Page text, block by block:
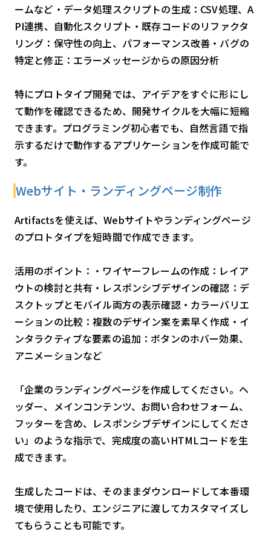
ームなど・データ処理スクリプトの生成：CSV処理、A
PI連携、自動化スクリプト・既存コードのリファクタ
リング：保守性の向上、パフォーマンス改善・バグの
特定と修正：エラーメッセージからの原因分析
特にプロトタイプ開発では、アイデアをすぐに形にし
て動作を確認できるため、開発サイクルを大幅に短縮
できます。プログラミング初心者でも、自然言語で指
示するだけで動作するアプリケーションを作成可能で
す。
Webサイト・ランディングページ制作
Artifactsを使えば、Webサイトやランディングページ
のプロトタイプを短時間で作成できます。
活用のポイント：・ワイヤーフレームの作成：レイア
ウトの検討と共有・レスポンシブデザインの確認：デ
スクトップとモバイル両方の表示確認・カラーバリエ
ーションの比較：複数のデザイン案を素早く作成・イ
ンタラクティブな要素の追加：ボタンのホバー効果、
アニメーションなど
「企業のランディングページを作成してください。ヘ
ッダー、メインコンテンツ、お問い合わせフォーム、
フッターを含め、レスポンシブデザインにしてくださ
い」のような指示で、完成度の高いHTMLコードを生
成できます。
生成したコードは、そのままダウンロードして本番環
境で使用したり、エンジニアに渡してカスタマイズし
てもらうことも可能です。